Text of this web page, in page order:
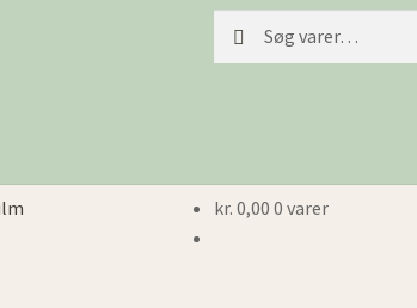
kr. 0,00 0 varer